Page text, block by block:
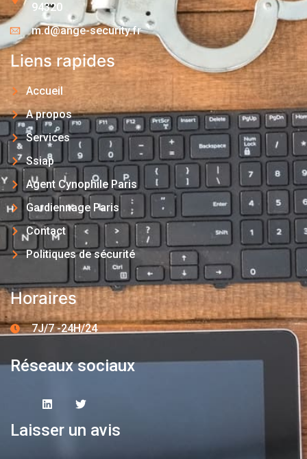
94320
m.d@ange-security.fr
Liens rapides
Accueil
A propos
Services
Ssiap
Agent Cynophile Paris
Gardiennage Paris
Contact
Politiques de sécurité
Horaires
7J/7 -24H/24
Réseaux sociaux
Laisser un avis